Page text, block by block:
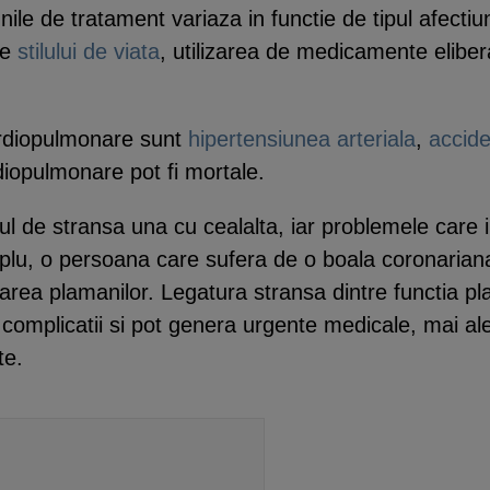
de tratament variaza in functie de tipul
stilului de viata, utilizarea de medicamente
sunt hipertensiunea arteriala,
pot fi mortale.
de stransa una cu cealalta, iar problemele
o persoana care sufera de o boala
plamanilor. Legatura stransa dintre functia
si pot genera urgente medicale, mai